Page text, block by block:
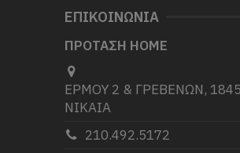
ΕΠΙΚΟΙΝΩΝΙΑ
ΠΡΟΤΑΣΗ HOME
ΕΡΜΟΥ 2 & ΓΡΕΒΕΝΩΝ,
ΝΙΚΑΙΑ
210.492.5172